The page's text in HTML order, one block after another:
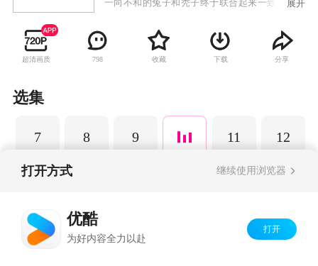
一向不和的兔子和秃子终于联合起来一致对外，
弃义还打了兔子。兔子发誓要用自己的双手创造
一个吃得饱穿的暖被人看得起的种花家。
展开
超清画质 798 收藏 下载 分享
选集
7 8 9 11 12
打开方式 继续使用浏览器
优酷
为好内容全力以赴
打开